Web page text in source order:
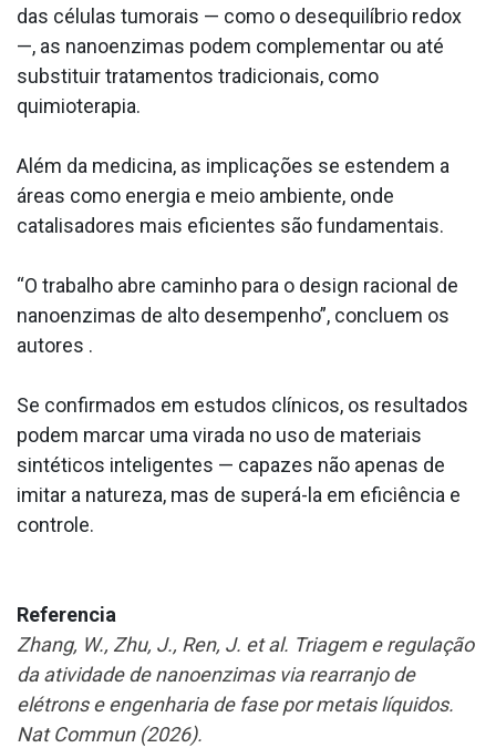
das células tumorais — como o desequilíbrio redox
—, as nanoenzimas podem complementar ou até
substituir tratamentos tradicionais, como
quimioterapia.
Além da medicina, as implicações se estendem a
áreas como energia e meio ambiente, onde
catalisadores mais eficientes são fundamentais.
“O trabalho abre caminho para o design racional de
nanoenzimas de alto desempenho”, concluem os
autores .
Se confirmados em estudos clínicos, os resultados
podem marcar uma virada no uso de materiais
sintéticos inteligentes — capazes não apenas de
imitar a natureza, mas de superá-la em eficiência e
controle.
Referencia
Zhang, W., Zhu, J., Ren, J. et al. Triagem e regulação
da atividade de nanoenzimas via rearranjo de
elétrons e engenharia de fase por metais líquidos.
Nat Commun (2026).